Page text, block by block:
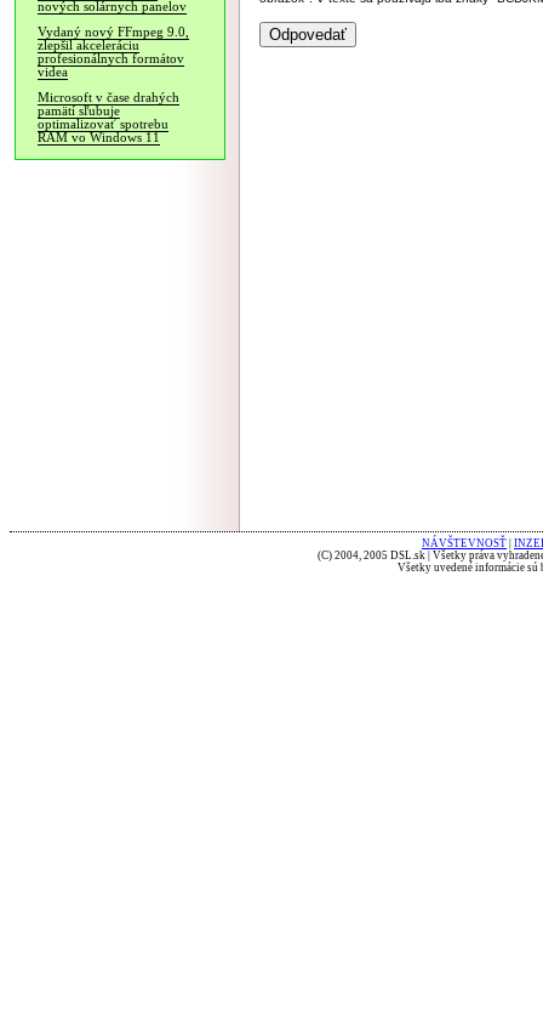
nových solárnych panelov
Vydaný nový FFmpeg 9.0,
zlepšil akceleráciu
profesionálnych formátov
videa
Microsoft v čase drahých
pamätí sľubuje
optimalizovať spotrebu
RAM vo Windows 11
NÁVŠTEVNOSŤ
(C) 2004, 2005 DSL.sk | Všetky práva
Všetky uvedené informácie sú